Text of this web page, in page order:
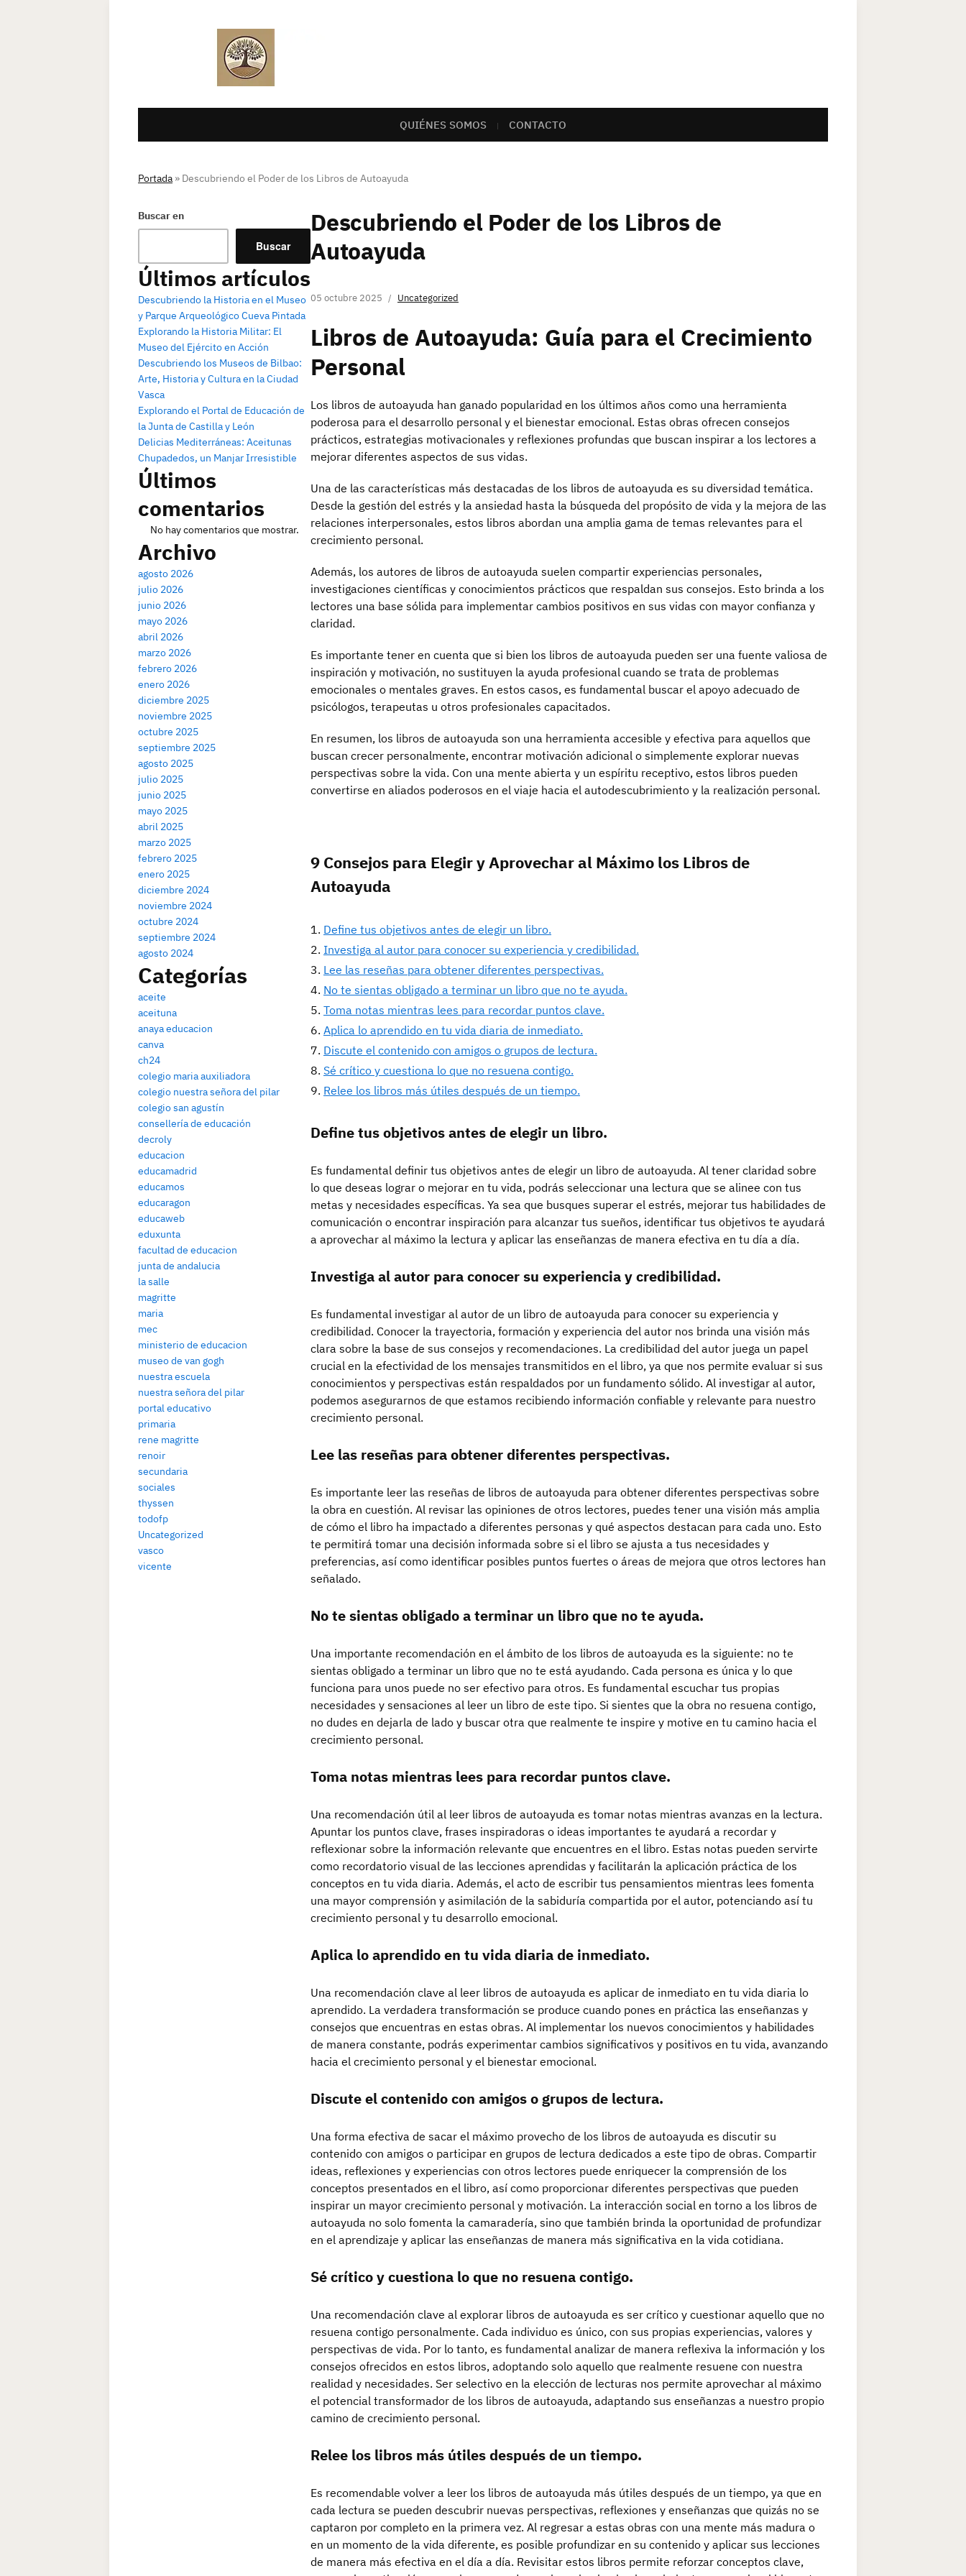
QUIÉNES SOMOS CONTACTO
Portada » Descubriendo el Poder de los Libros de Autoayuda
Buscar en
Buscar
Últimos artículos
Descubriendo la Historia en el Museo
y Parque Arqueológico Cueva Pintada
Explorando la Historia Militar: El
Museo del Ejército en Acción
Descubriendo los Museos de Bilbao:
Arte, Historia y Cultura en la Ciudad
Vasca
Explorando el Portal de Educación de
la Junta de Castilla y León
Delicias Mediterráneas: Aceitunas
Chupadedos, un Manjar Irresistible
Últimos
comentarios
No hay comentarios que mostrar.
Archivo
agosto 2026
julio 2026
junio 2026
mayo 2026
abril 2026
marzo 2026
febrero 2026
enero 2026
diciembre 2025
noviembre 2025
octubre 2025
septiembre 2025
agosto 2025
julio 2025
junio 2025
mayo 2025
abril 2025
marzo 2025
febrero 2025
enero 2025
diciembre 2024
noviembre 2024
octubre 2024
septiembre 2024
agosto 2024
Categorías
aceite
aceituna
anaya educacion
canva
ch24
colegio maria auxiliadora
colegio nuestra señora del pilar
colegio san agustín
consellería de educación
decroly
educacion
educamadrid
educamos
educaragon
educaweb
eduxunta
facultad de educacion
junta de andalucia
la salle
magritte
maria
mec
ministerio de educacion
museo de van gogh
nuestra escuela
nuestra señora del pilar
portal educativo
primaria
rene magritte
renoir
secundaria
sociales
thyssen
todofp
Uncategorized
vasco
vicente
Descubriendo el Poder de los Libros de
Autoayuda
05 octubre 2025 Uncategorized
Libros de Autoayuda: Guía para el Crecimiento
Personal
Los libros de autoayuda han ganado popularidad en los últimos años como una herramienta
poderosa para el desarrollo personal y el bienestar emocional. Estas obras ofrecen consejos
prácticos, estrategias motivacionales y reflexiones profundas que buscan inspirar a los lectores a
mejorar diferentes aspectos de sus vidas.
Una de las características más destacadas de los libros de autoayuda es su diversidad temática.
Desde la gestión del estrés y la ansiedad hasta la búsqueda del propósito de vida y la mejora de las
relaciones interpersonales, estos libros abordan una amplia gama de temas relevantes para el
crecimiento personal.
Además, los autores de libros de autoayuda suelen compartir experiencias personales,
investigaciones científicas y conocimientos prácticos que respaldan sus consejos. Esto brinda a los
lectores una base sólida para implementar cambios positivos en sus vidas con mayor confianza y
claridad.
Es importante tener en cuenta que si bien los libros de autoayuda pueden ser una fuente valiosa de
inspiración y motivación, no sustituyen la ayuda profesional cuando se trata de problemas
emocionales o mentales graves. En estos casos, es fundamental buscar el apoyo adecuado de
psicólogos, terapeutas u otros profesionales capacitados.
En resumen, los libros de autoayuda son una herramienta accesible y efectiva para aquellos que
buscan crecer personalmente, encontrar motivación adicional o simplemente explorar nuevas
perspectivas sobre la vida. Con una mente abierta y un espíritu receptivo, estos libros pueden
convertirse en aliados poderosos en el viaje hacia el autodescubrimiento y la realización personal.
9 Consejos para Elegir y Aprovechar al Máximo los Libros de
Autoayuda
Define tus objetivos antes de elegir un libro.
Investiga al autor para conocer su experiencia y credibilidad.
Lee las reseñas para obtener diferentes perspectivas.
No te sientas obligado a terminar un libro que no te ayuda.
Toma notas mientras lees para recordar puntos clave.
Aplica lo aprendido en tu vida diaria de inmediato.
Discute el contenido con amigos o grupos de lectura.
Sé crítico y cuestiona lo que no resuena contigo.
Relee los libros más útiles después de un tiempo.
Define tus objetivos antes de elegir un libro.
Es fundamental definir tus objetivos antes de elegir un libro de autoayuda. Al tener claridad sobre
lo que deseas lograr o mejorar en tu vida, podrás seleccionar una lectura que se alinee con tus
metas y necesidades específicas. Ya sea que busques superar el estrés, mejorar tus habilidades de
comunicación o encontrar inspiración para alcanzar tus sueños, identificar tus objetivos te ayudará
a aprovechar al máximo la lectura y aplicar las enseñanzas de manera efectiva en tu día a día.
Investiga al autor para conocer su experiencia y credibilidad.
Es fundamental investigar al autor de un libro de autoayuda para conocer su experiencia y
credibilidad. Conocer la trayectoria, formación y experiencia del autor nos brinda una visión más
clara sobre la base de sus consejos y recomendaciones. La credibilidad del autor juega un papel
crucial en la efectividad de los mensajes transmitidos en el libro, ya que nos permite evaluar si sus
conocimientos y perspectivas están respaldados por un fundamento sólido. Al investigar al autor,
podemos asegurarnos de que estamos recibiendo información confiable y relevante para nuestro
crecimiento personal.
Lee las reseñas para obtener diferentes perspectivas.
Es importante leer las reseñas de libros de autoayuda para obtener diferentes perspectivas sobre
la obra en cuestión. Al revisar las opiniones de otros lectores, puedes tener una visión más amplia
de cómo el libro ha impactado a diferentes personas y qué aspectos destacan para cada uno. Esto
te permitirá tomar una decisión informada sobre si el libro se ajusta a tus necesidades y
preferencias, así como identificar posibles puntos fuertes o áreas de mejora que otros lectores han
señalado.
No te sientas obligado a terminar un libro que no te ayuda.
Una importante recomendación en el ámbito de los libros de autoayuda es la siguiente: no te
sientas obligado a terminar un libro que no te está ayudando. Cada persona es única y lo que
funciona para unos puede no ser efectivo para otros. Es fundamental escuchar tus propias
necesidades y sensaciones al leer un libro de este tipo. Si sientes que la obra no resuena contigo,
no dudes en dejarla de lado y buscar otra que realmente te inspire y motive en tu camino hacia el
crecimiento personal.
Toma notas mientras lees para recordar puntos clave.
Una recomendación útil al leer libros de autoayuda es tomar notas mientras avanzas en la lectura.
Apuntar los puntos clave, frases inspiradoras o ideas importantes te ayudará a recordar y
reflexionar sobre la información relevante que encuentres en el libro. Estas notas pueden servirte
como recordatorio visual de las lecciones aprendidas y facilitarán la aplicación práctica de los
conceptos en tu vida diaria. Además, el acto de escribir tus pensamientos mientras lees fomenta
una mayor comprensión y asimilación de la sabiduría compartida por el autor, potenciando así tu
crecimiento personal y tu desarrollo emocional.
Aplica lo aprendido en tu vida diaria de inmediato.
Una recomendación clave al leer libros de autoayuda es aplicar de inmediato en tu vida diaria lo
aprendido. La verdadera transformación se produce cuando pones en práctica las enseñanzas y
consejos que encuentras en estas obras. Al implementar los nuevos conocimientos y habilidades
de manera constante, podrás experimentar cambios significativos y positivos en tu vida, avanzando
hacia el crecimiento personal y el bienestar emocional.
Discute el contenido con amigos o grupos de lectura.
Una forma efectiva de sacar el máximo provecho de los libros de autoayuda es discutir su
contenido con amigos o participar en grupos de lectura dedicados a este tipo de obras. Compartir
ideas, reflexiones y experiencias con otros lectores puede enriquecer la comprensión de los
conceptos presentados en el libro, así como proporcionar diferentes perspectivas que pueden
inspirar un mayor crecimiento personal y motivación. La interacción social en torno a los libros de
autoayuda no solo fomenta la camaradería, sino que también brinda la oportunidad de profundizar
en el aprendizaje y aplicar las enseñanzas de manera más significativa en la vida cotidiana.
Sé crítico y cuestiona lo que no resuena contigo.
Una recomendación clave al explorar libros de autoayuda es ser crítico y cuestionar aquello que no
resuena contigo personalmente. Cada individuo es único, con sus propias experiencias, valores y
perspectivas de vida. Por lo tanto, es fundamental analizar de manera reflexiva la información y los
consejos ofrecidos en estos libros, adoptando solo aquello que realmente resuene con nuestra
realidad y necesidades. Ser selectivo en la elección de lecturas nos permite aprovechar al máximo
el potencial transformador de los libros de autoayuda, adaptando sus enseñanzas a nuestro propio
camino de crecimiento personal.
Relee los libros más útiles después de un tiempo.
Es recomendable volver a leer los libros de autoayuda más útiles después de un tiempo, ya que en
cada lectura se pueden descubrir nuevas perspectivas, reflexiones y enseñanzas que quizás no se
captaron por completo en la primera vez. Al regresar a estas obras con una mente más madura o
en un momento de la vida diferente, es posible profundizar en su contenido y aplicar sus lecciones
de manera más efectiva en el día a día. Revisitar estos libros permite reforzar conceptos clave,